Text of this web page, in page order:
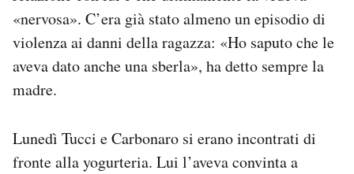
«nervosa». C’era già stato almeno un episodio di
violenza ai danni della ragazza: «Ho saputo che le
aveva dato anche una sberla», ha detto sempre la
madre.
Lunedì Tucci e Carbonaro si erano incontrati di
fronte alla yogurteria. Lui l’aveva convinta a